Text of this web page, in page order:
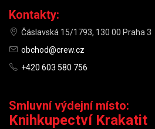
Kontakty:
Čáslavská 15/1793, 130 00 Praha 3
obchod@crew.cz
+420 603 580 756
Smluvní výdejní místo:
Knihkupectví Krakatit